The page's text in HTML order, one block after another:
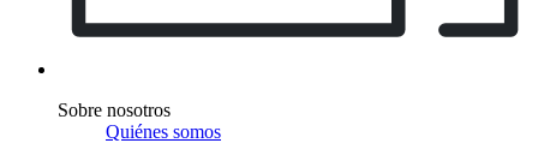
Sobre nosotros
Quiénes somos